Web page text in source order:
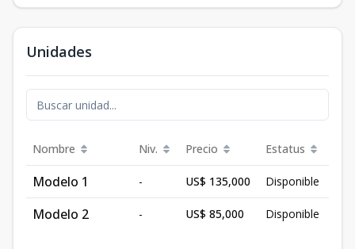
Unidades
Nombre Niv. Precio Estatus
Modelo 1 - US$ 135,000 Disponible
Modelo 2 - US$ 85,000 Disponible